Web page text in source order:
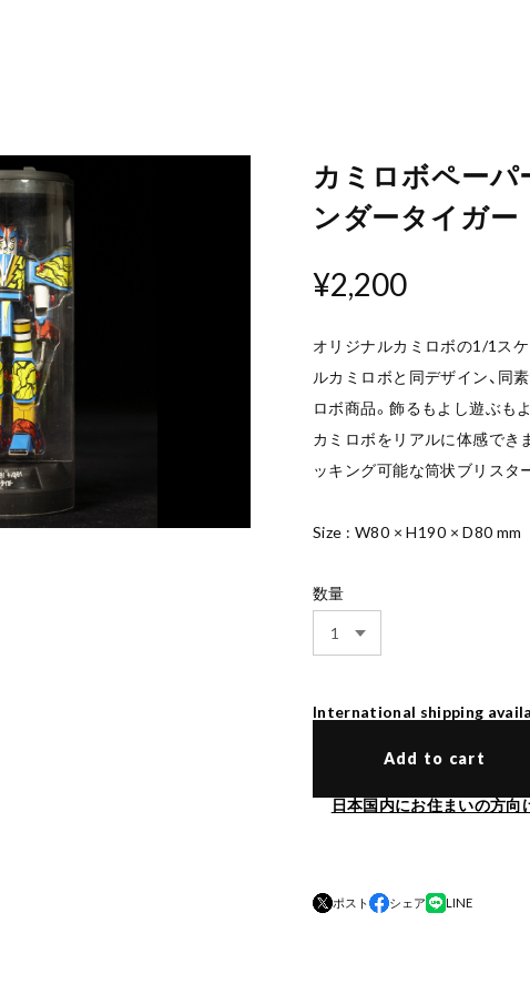
カミロボペー
ンダータイガー
¥2,200
オリジナルカミロボの1/1ス
ルカミロボと同デザイン、同
ロボ商品。飾るもよし遊ぶも
カミロボをリアルに体感でき
ッキング可能な筒状ブリスタ
Size : W80 × H190 × D80 mm
数量
International shipping
Add to cart
日本国内にお住まいの方向
ポスト シェア LINE